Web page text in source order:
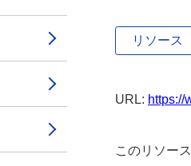
リソース
URL: https://
このリソー